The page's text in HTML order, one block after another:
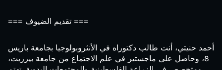
=== تقديم الضيوف ===
أحمد حنيتي، أنت طالب دكتوراه في الأنثروبولوجيا بجامعة باريس
8، وحاصل على ماجستير في علم الاجتماع من جامعة بيرزيت،